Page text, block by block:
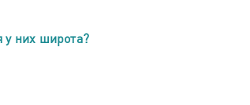
у них широта?